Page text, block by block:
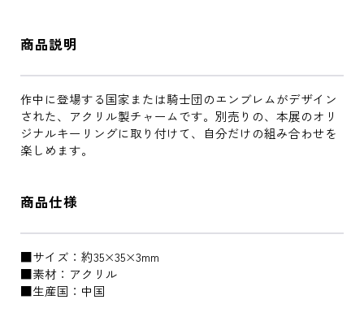
商品説明
作中に登場する国家または騎士団のエンブレムがデザイン
された、アクリル製チャームです。別売りの、本展のオリ
ジナルキーリングに取り付けて、自分だけの組み合わせを
楽しめます。
商品仕様
■サイズ：約35×35×3mm
■素材：アクリル
■生産国：中国